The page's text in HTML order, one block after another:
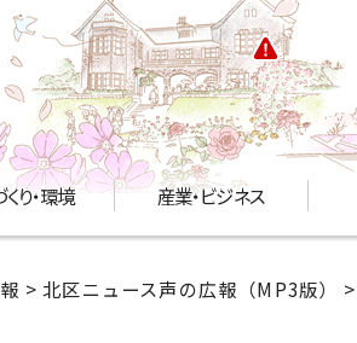
緊急情報
り・環境 産業・ビジネス
>北区ニュース声の広報（MP3版） >